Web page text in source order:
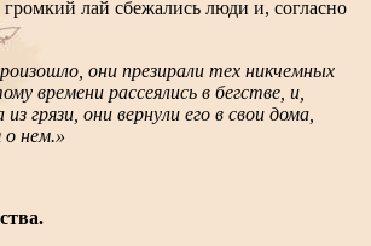
лай сбежались люди и, согласно
они презирали тех никчемных
времени рассеялись в бегстве, и,
грязи, они вернули его в свои дома,
нем.»